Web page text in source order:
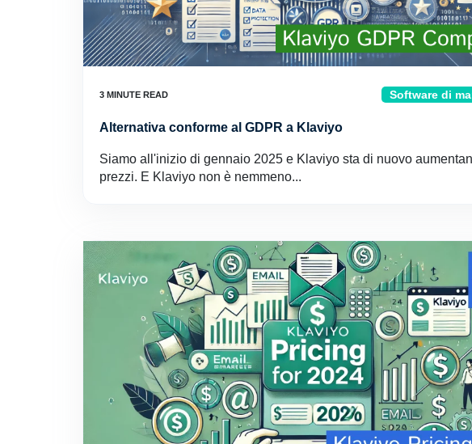
Software di
Alternativa conforme al GDPR a Klaviyo
Siamo all'inizio di gennaio 2025 e Klaviyo sta di nuovo
prezzi. E Klaviyo non è nemmeno...